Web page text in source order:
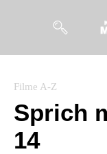
Filme A-Z
Sprich
14